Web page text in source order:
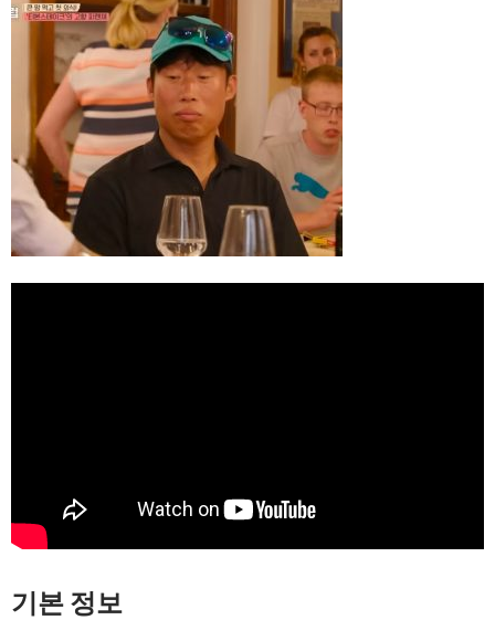
기본 정보